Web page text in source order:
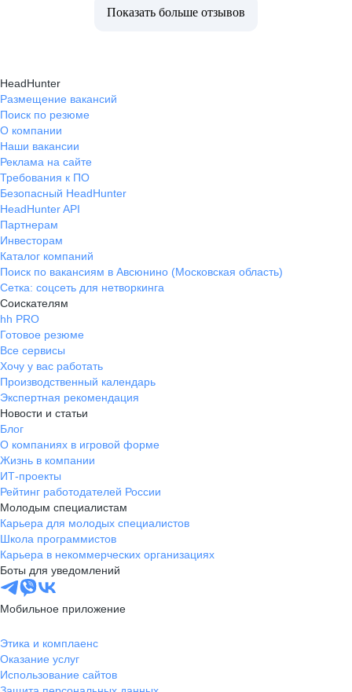
Показать больше отзывов
HeadHunter
Размещение вакансий
Поиск по резюме
О компании
Наши вакансии
Реклама на сайте
Требования к ПО
Безопасный HeadHunter
HeadHunter API
Партнерам
Инвесторам
Каталог компаний
Поиск по вакансиям в Авсюнино (Московская область)
Сетка: соцсеть для нетворкинга
Соискателям
hh PRO
Готовое резюме
Все сервисы
Хочу у вас работать
Производственный календарь
Экспертная рекомендация
Новости и статьи
Блог
О компаниях в игровой форме
Жизнь в компании
ИТ-проекты
Рейтинг работодателей России
Молодым специалистам
Карьера для молодых специалистов
Школа программистов
Карьера в некоммерческих организациях
Боты для уведомлений
Мобильное приложение
Этика и комплаенс
Оказание услуг
Использование сайтов